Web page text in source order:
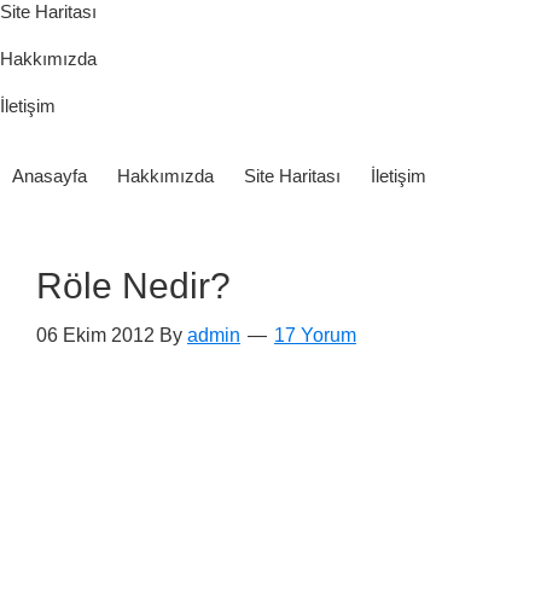
Site Haritası
Hakkımızda
İletişim
Anasayfa Hakkımızda Site Haritası İletişim
Röle Nedir?
06 Ekim 2012 By admin 17 Yorum